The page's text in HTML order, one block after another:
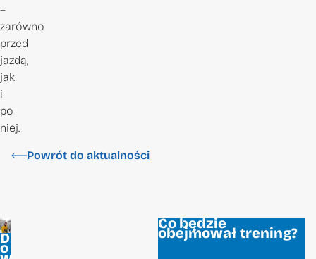
–
zarówno
przed
jazdą,
jak
i
po
niej.
Powrót do aktualności
D
o
Co będzie
obejmował trening?